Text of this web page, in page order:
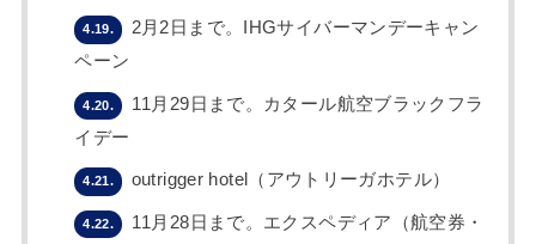
4.19.
2月2日まで。IHGサイバーマンデーキャン
ペーン
4.20.
11月29日まで。カタール航空ブラックフラ
イデー
4.21. outrigger hotel（アウトリーガホテル）
4.22.
11月28日まで。エクスペディア（航空券・